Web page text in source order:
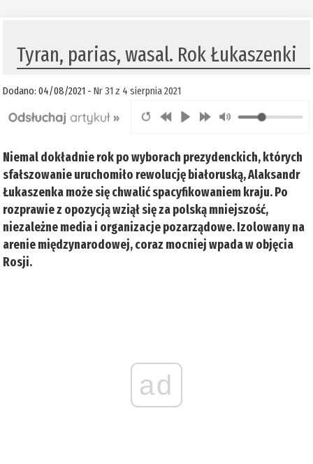
Tyran, parias, wasal. Rok Łukaszenki
Dodano: 04/08/2021 -Nr 31 z 4 sierpnia 2021
Niemal dokładnie rok po wyborach prezydenckich, których
sfałszowanie uruchomiło rewolucję białoruską, Alaksandr
Łukaszenka może się chwalić spacyfikowaniem kraju. Po
rozprawie z opozycją wziął się za polską mniejszość,
niezależne media i organizacje pozarządowe. Izolowany na
arenie międzynarodowej, coraz mocniej wpada w objęcia
Rosji.
ad